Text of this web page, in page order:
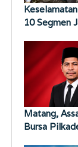
10 Segmen
Matang,
Bursa